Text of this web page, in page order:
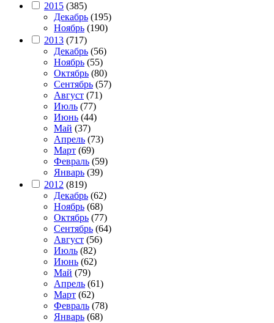
2015 (385)
Декабрь (195)
Ноябрь (190)
2013 (717)
Декабрь (56)
Ноябрь (55)
Октябрь (80)
Сентябрь (57)
Август (71)
Июль (77)
Июнь (44)
Май (37)
Апрель (73)
Март (69)
Февраль (59)
Январь (39)
2012 (819)
Декабрь (62)
Ноябрь (68)
Октябрь (77)
Сентябрь (64)
Август (56)
Июль (82)
Июнь (62)
Май (79)
Апрель (61)
Март (62)
Февраль (78)
Январь (68)